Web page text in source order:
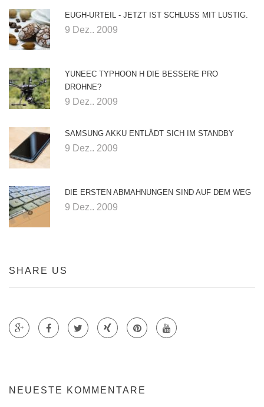
EUGH-URTEIL - JETZT IST SCHLUSS MIT LUSTIG.
9 Dez.. 2009
YUNEEC TYPHOON H DIE BESSERE PRO
DROHNE?
9 Dez.. 2009
SAMSUNG AKKU ENTLÄDT SICH IM STANDBY
9 Dez.. 2009
DIE ERSTEN ABMAHNUNGEN SIND AUF DEM WEG
9 Dez.. 2009
SHARE US
Teile auf Google +
Teile auf Faecebook
Teile auf Twitter
Teile auf Xing
Teile auf Pinterest
NEUESTE KOMMENTARE